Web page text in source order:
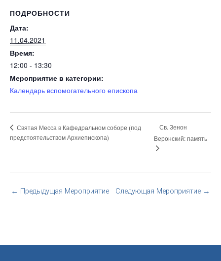
ПОДРОБНОСТИ
Дата:
11.04.2021
Время:
12:00 - 13:30
Мероприятие в категории:
Календарь вспомогательного епископа
Святая Месса в Кафедральном соборе (под
предстоятельством Архиепископа)
Св. Зенон
Веронский: память
← Предыдущая Мероприятие Следующая Мероприятие →